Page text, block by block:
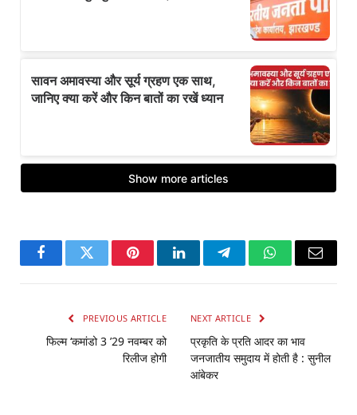
FacebookTwitter PinterestLinkedInTelegramWhatsApp
Email
PREVIOUS ARTICLE
फिल्म ‘कमांडो 3 ’29 नवम्बर को
रिलीज होगी
NEXT ARTICLE
प्रकृति के प्रति आदर का भाव
जनजातीय समुदाय में होती है : सुनील
आंबेकर